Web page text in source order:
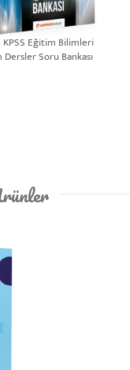
KPSS Eğitim Bilimleri
Dersler Soru Bankası